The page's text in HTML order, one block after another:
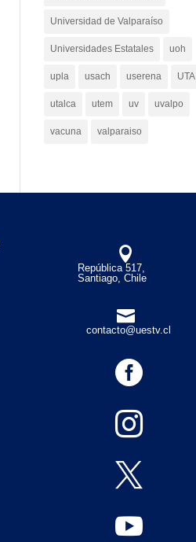
Universidad de Valparaíso
Universidades Estatales uoh
upla usach userena UTA
utalca utem uv uvalpo
vacuna valparaiso

República 517,
Santiago, Chile

contacto@uestv.cl



